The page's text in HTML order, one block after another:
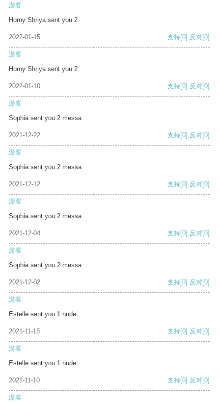
游客
Horny Shriya sent you 2
2022-01-15 支持[0] 反对[0]
游客
Horny Shriya sent you 2
2022-01-10 支持[0] 反对[0]
游客
Sophia sent you 2 messa
2021-12-22 支持[0] 反对[0]
游客
Sophia sent you 2 messa
2021-12-12 支持[0] 反对[0]
游客
Sophia sent you 2 messa
2021-12-04 支持[0] 反对[0]
游客
Sophia sent you 2 messa
2021-12-02 支持[0] 反对[0]
游客
Estelle sent you 1 nude
2021-11-15 支持[0] 反对[0]
游客
Estelle sent you 1 nude
2021-11-10 支持[0] 反对[0]
游客